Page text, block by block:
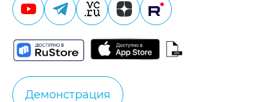
Демонстрация